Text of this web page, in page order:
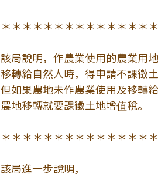
＊＊＊＊＊＊＊＊＊＊＊＊＊＊
該局說明，作農業使用的農業用地
移轉給自然人時，得申請不課徵土
但如果農地未作農業使用及移轉
農地移轉就要課徵土地增值稅。
＊＊＊＊＊＊＊＊＊＊＊＊＊＊
該局進一步說明，